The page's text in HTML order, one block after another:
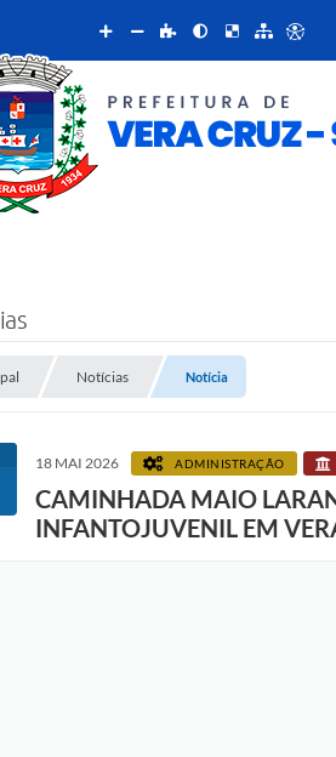
Notícias Notícia
18 MAI 2026 ADMINISTRAÇÃO
CAMINHADA MAIO
INFANTOJUVENIL EM